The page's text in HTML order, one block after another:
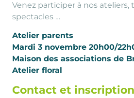
Venez participer à nos ateliers,
spectacles …
Atelier parents
Mardi 3 novembre 20h00/
Maison des associations de
Atelier floral
Contact et